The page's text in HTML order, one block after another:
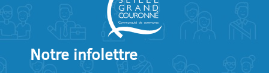
Notre infolettre